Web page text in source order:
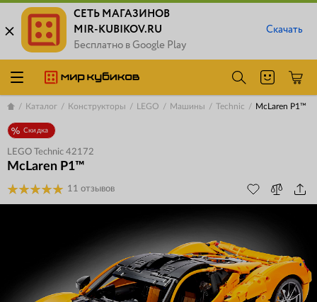
Каталог Конструкторы LEGO Машины Technic McLaren P1™
Скидка
LEGO Technic 42172
McLaren P1™
11 отзывов
СЕТЬ МАГАЗИНОВ
MIR-KUBIKOV.RU
Бесплатно в Google Play
Скачать